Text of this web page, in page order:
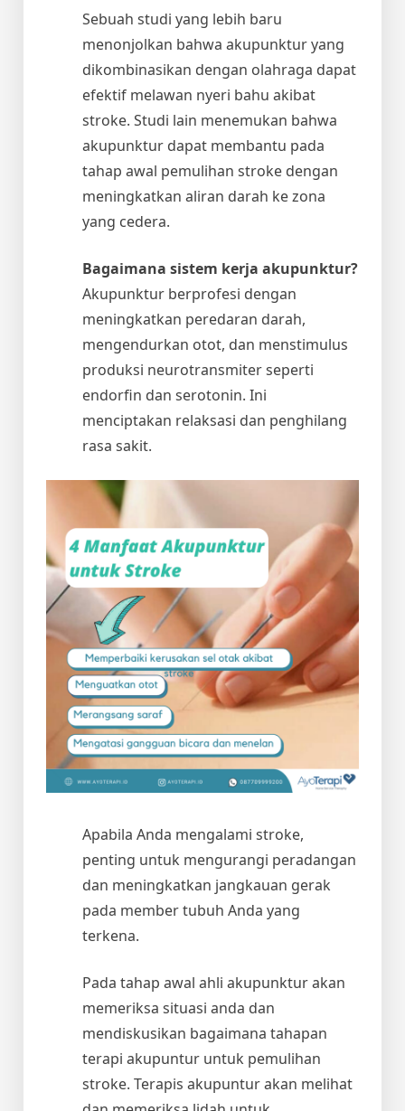
Sebuah studi yang lebih baru
menonjolkan bahwa akupunktur yang
dikombinasikan dengan olahraga dapat
efektif melawan nyeri bahu akibat
stroke. Studi lain menemukan bahwa
akupunktur dapat membantu pada
tahap awal pemulihan stroke dengan
meningkatkan aliran darah ke zona
yang cedera.
Bagaimana sistem kerja akupunktur?
Akupunktur berprofesi dengan
meningkatkan peredaran darah,
mengendurkan otot, dan menstimulus
produksi neurotransmiter seperti
endorfin dan serotonin. Ini
menciptakan relaksasi dan penghilang
rasa sakit.
Apabila Anda mengalami stroke,
penting untuk mengurangi peradangan
dan meningkatkan jangkauan gerak
pada member tubuh Anda yang
terkena.
Pada tahap awal ahli akupunktur akan
memeriksa situasi anda dan
mendiskusikan bagaimana tahapan
terapi akupuntur untuk pemulihan
stroke. Terapis akupuntur akan melihat